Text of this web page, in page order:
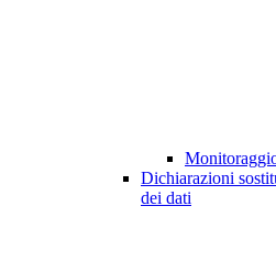
Dichiarazioni
dei dati